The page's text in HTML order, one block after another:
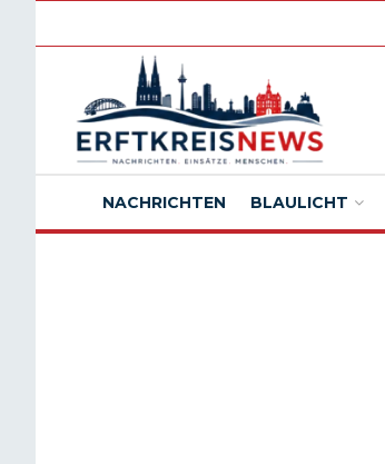
NACHRICHTEN BLAULICHT